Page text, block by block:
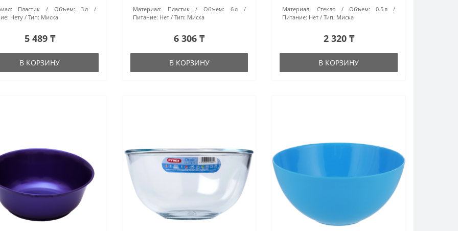
Пластик Объем:
3 л
Нету Тип: Миска
5 489 ₸
В КОРЗИНУ
Материал: Пластик Объем:
6 л
Питание: Нет Тип: Миска
6 306 ₸
В КОРЗИНУ
Материал: Стекло Объем:
0.5 л
Питание: Нет Тип: Миска
2 320 ₸
В КОРЗИНУ